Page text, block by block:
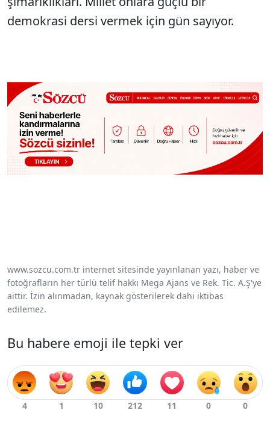
demokrasi dersi vermek için gün sayıyor.
www.sozcu.com.tr internet sitesinde yayınlanan yazı, haber ve
fotoğrafların her türlü telif hakkı Mega Ajans ve Rek. Tic. A.Ş'ye
aittir. İzin alınmadan, kaynak gösterilerek dahi iktibas
edilemez.
Bu habere emoji ile tepki ver